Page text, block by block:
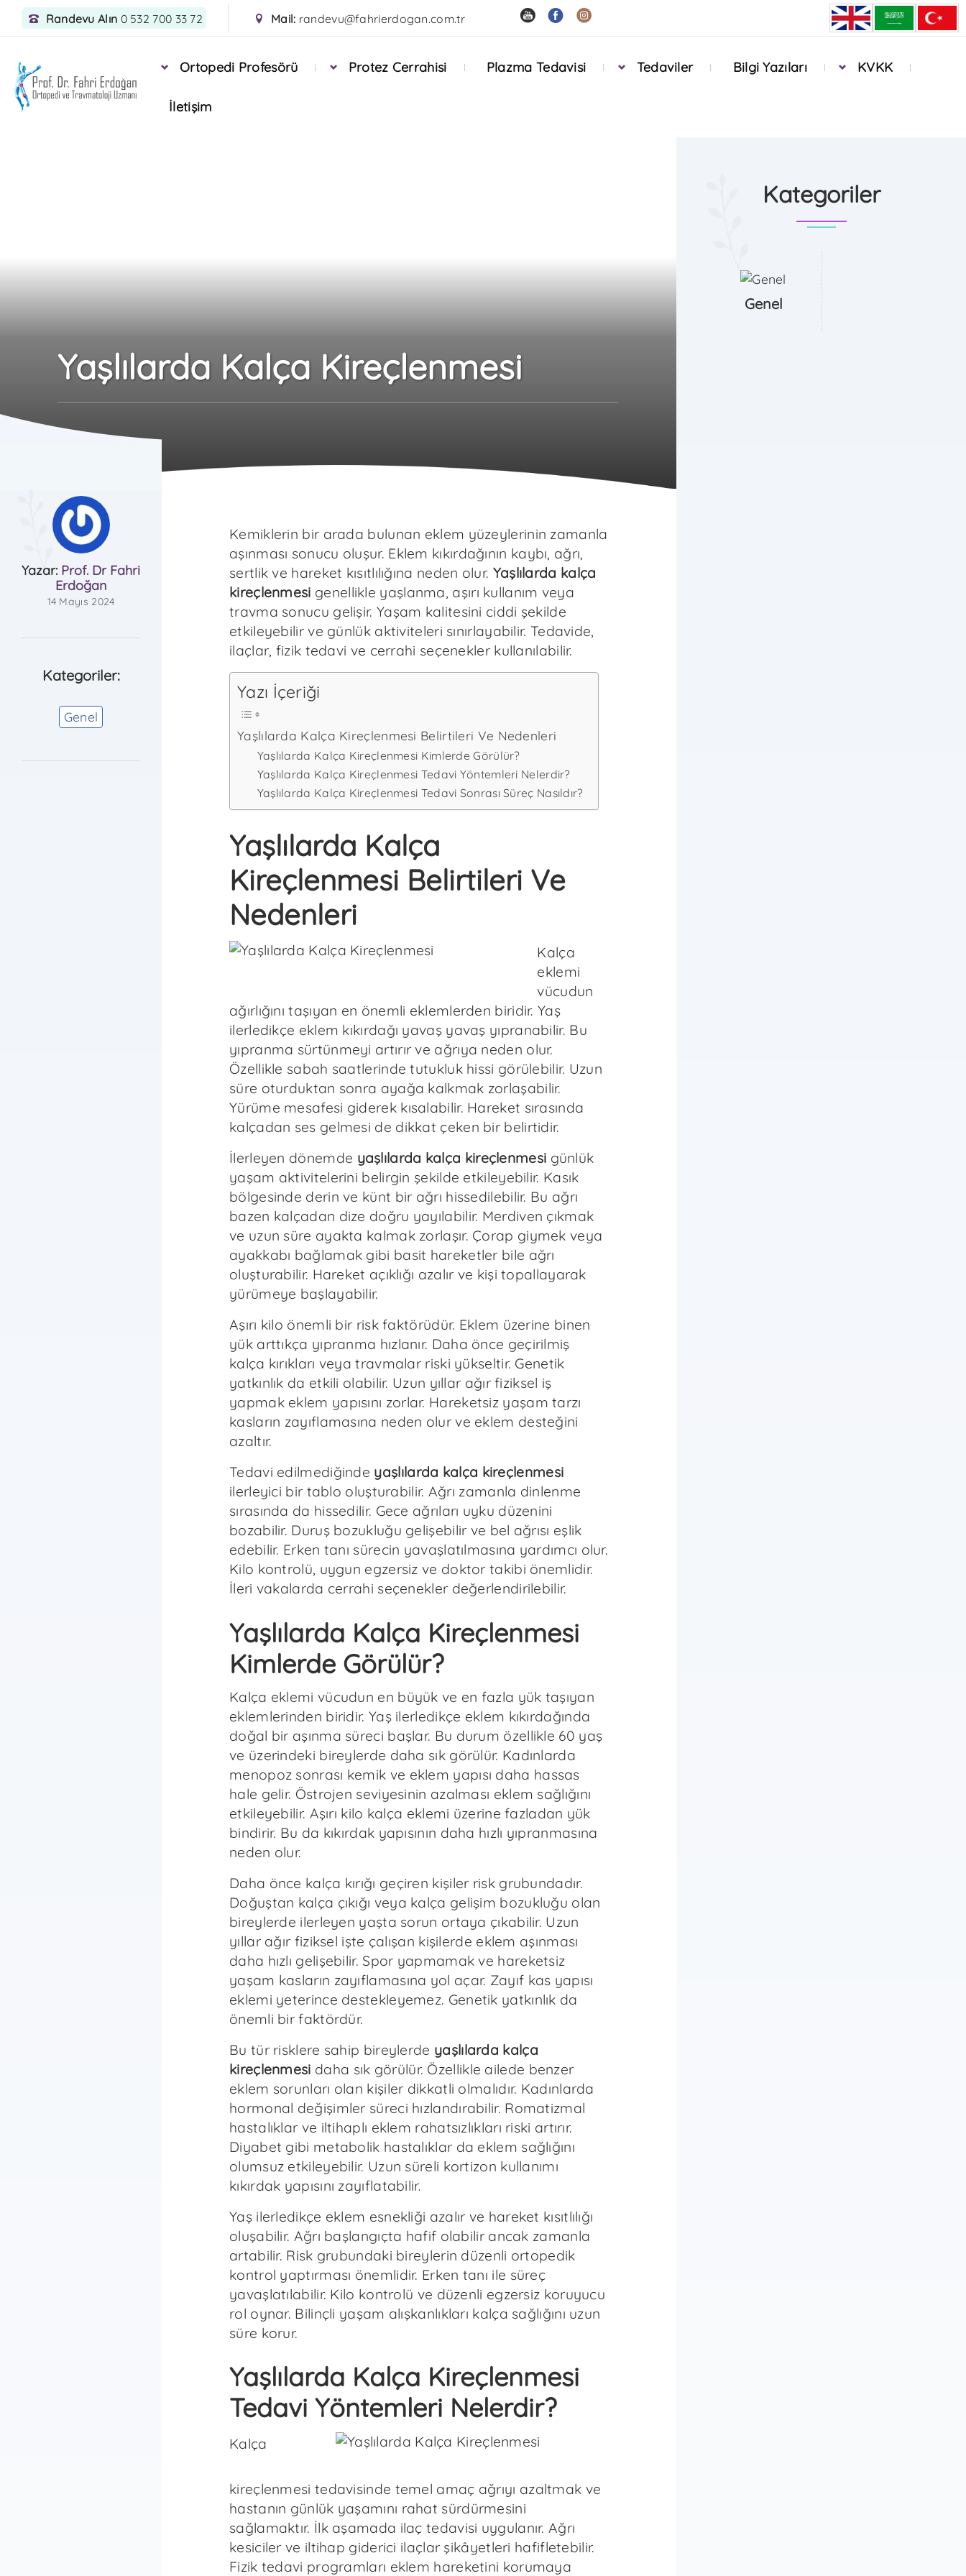
Randevu Alın 0 532 700 33 72 Mail: randevu@fahrierdogan.com.tr
Ortopedi Profesörü Protez Cerrahisi Plazma Tedavisi Tedaviler Bilgi Yazıları KVKK
İletişim
Yaşlılarda Kalça Kireçlenmesi
Yazar: Prof. Dr Fahri
Erdoğan
14 Mayıs 2024
Kategoriler:
Genel
Kemiklerin bir arada bulunan eklem yüzeylerinin zamanla
aşınması sonucu oluşur. Eklem kıkırdağının kaybı, ağrı,
sertlik ve hareket kısıtlılığına neden olur. Yaşlılarda kalça
kireçlenmesi genellikle yaşlanma, aşırı kullanım veya
travma sonucu gelişir. Yaşam kalitesini ciddi şekilde
etkileyebilir ve günlük aktiviteleri sınırlayabilir. Tedavide,
ilaçlar, fizik tedavi ve cerrahi seçenekler kullanılabilir.
Yazı İçeriği
Yaşlılarda Kalça Kireçlenmesi Belirtileri Ve Nedenleri
Yaşlılarda Kalça Kireçlenmesi Kimlerde Görülür?
Yaşlılarda Kalça Kireçlenmesi Tedavi Yöntemleri Nelerdir?
Yaşlılarda Kalça Kireçlenmesi Tedavi Sonrası Süreç Nasıldır?
Yaşlılarda Kalça
Kireçlenmesi Belirtileri Ve
Nedenleri
Kalça
eklemi
vücudun
ağırlığını taşıyan en önemli eklemlerden biridir. Yaş
ilerledikçe eklem kıkırdağı yavaş yavaş yıpranabilir. Bu
yıpranma sürtünmeyi artırır ve ağrıya neden olur.
Özellikle sabah saatlerinde tutukluk hissi görülebilir. Uzun
süre oturduktan sonra ayağa kalkmak zorlaşabilir.
Yürüme mesafesi giderek kısalabilir. Hareket sırasında
kalçadan ses gelmesi de dikkat çeken bir belirtidir.
İlerleyen dönemde yaşlılarda kalça kireçlenmesi günlük
yaşam aktivitelerini belirgin şekilde etkileyebilir. Kasık
bölgesinde derin ve künt bir ağrı hissedilebilir. Bu ağrı
bazen kalçadan dize doğru yayılabilir. Merdiven çıkmak
ve uzun süre ayakta kalmak zorlaşır. Çorap giymek veya
ayakkabı bağlamak gibi basit hareketler bile ağrı
oluşturabilir. Hareket açıklığı azalır ve kişi topallayarak
yürümeye başlayabilir.
Aşırı kilo önemli bir risk faktörüdür. Eklem üzerine binen
yük arttıkça yıpranma hızlanır. Daha önce geçirilmiş
kalça kırıkları veya travmalar riski yükseltir. Genetik
yatkınlık da etkili olabilir. Uzun yıllar ağır fiziksel iş
yapmak eklem yapısını zorlar. Hareketsiz yaşam tarzı
kasların zayıflamasına neden olur ve eklem desteğini
azaltır.
Tedavi edilmediğinde yaşlılarda kalça kireçlenmesi
ilerleyici bir tablo oluşturabilir. Ağrı zamanla dinlenme
sırasında da hissedilir. Gece ağrıları uyku düzenini
bozabilir. Duruş bozukluğu gelişebilir ve bel ağrısı eşlik
edebilir. Erken tanı sürecin yavaşlatılmasına yardımcı olur.
Kilo kontrolü, uygun egzersiz ve doktor takibi önemlidir.
İleri vakalarda cerrahi seçenekler değerlendirilebilir.
Yaşlılarda Kalça Kireçlenmesi
Kimlerde Görülür?
Kalça eklemi vücudun en büyük ve en fazla yük taşıyan
eklemlerinden biridir. Yaş ilerledikçe eklem kıkırdağında
doğal bir aşınma süreci başlar. Bu durum özellikle 60 yaş
ve üzerindeki bireylerde daha sık görülür. Kadınlarda
menopoz sonrası kemik ve eklem yapısı daha hassas
hale gelir. Östrojen seviyesinin azalması eklem sağlığını
etkileyebilir. Aşırı kilo kalça eklemi üzerine fazladan yük
bindirir. Bu da kıkırdak yapısının daha hızlı yıpranmasına
neden olur.
Daha önce kalça kırığı geçiren kişiler risk grubundadır.
Doğuştan kalça çıkığı veya kalça gelişim bozukluğu olan
bireylerde ilerleyen yaşta sorun ortaya çıkabilir. Uzun
yıllar ağır fiziksel işte çalışan kişilerde eklem aşınması
daha hızlı gelişebilir. Spor yapmamak ve hareketsiz
yaşam kasların zayıflamasına yol açar. Zayıf kas yapısı
eklemi yeterince destekleyemez. Genetik yatkınlık da
önemli bir faktördür.
Bu tür risklere sahip bireylerde yaşlılarda kalça
kireçlenmesi daha sık görülür. Özellikle ailede benzer
eklem sorunları olan kişiler dikkatli olmalıdır. Kadınlarda
hormonal değişimler süreci hızlandırabilir. Romatizmal
hastalıklar ve iltihaplı eklem rahatsızlıkları riski artırır.
Diyabet gibi metabolik hastalıklar da eklem sağlığını
olumsuz etkileyebilir. Uzun süreli kortizon kullanımı
kıkırdak yapısını zayıflatabilir.
Yaş ilerledikçe eklem esnekliği azalır ve hareket kısıtlılığı
oluşabilir. Ağrı başlangıçta hafif olabilir ancak zamanla
artabilir. Risk grubundaki bireylerin düzenli ortopedik
kontrol yaptırması önemlidir. Erken tanı ile süreç
yavaşlatılabilir. Kilo kontrolü ve düzenli egzersiz koruyucu
rol oynar. Bilinçli yaşam alışkanlıkları kalça sağlığını uzun
süre korur.
Yaşlılarda Kalça Kireçlenmesi
Tedavi Yöntemleri Nelerdir?
Kalça
kireçlenmesi tedavisinde temel amaç ağrıyı azaltmak ve
hastanın günlük yaşamını rahat sürdürmesini
sağlamaktır. İlk aşamada ilaç tedavisi uygulanır. Ağrı
kesiciler ve iltihap giderici ilaçlar şikâyetleri hafifletebilir.
Fizik tedavi programları eklem hareketini korumaya
Kategoriler
Genel